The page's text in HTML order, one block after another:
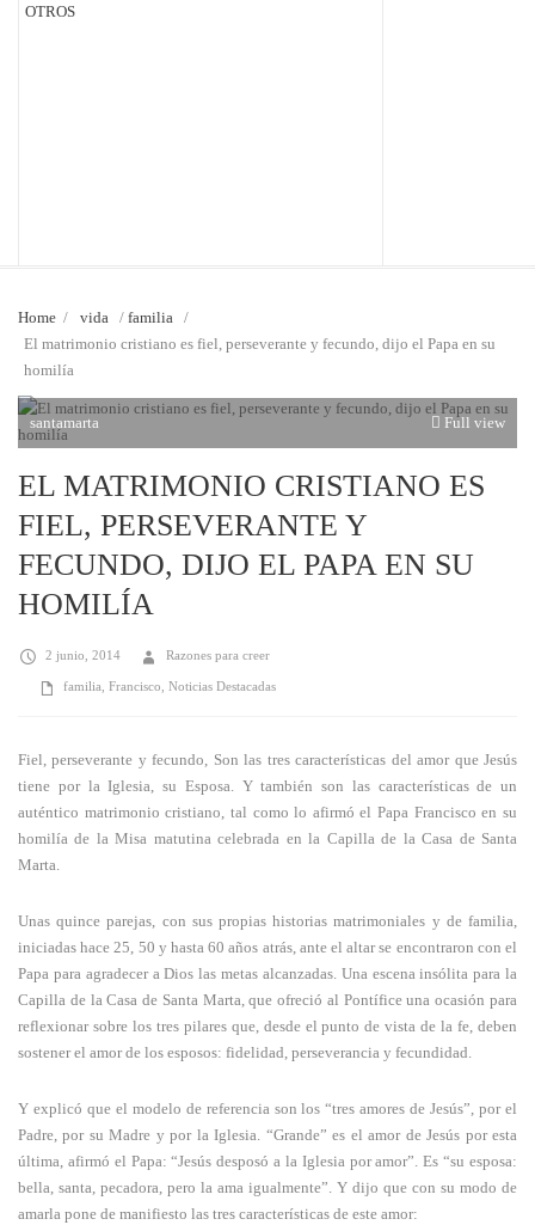
OTROS
Home / vida / familia /
El matrimonio cristiano es fiel, perseverante y fecundo, dijo el Papa en su
homilía
santamarta Full view
EL MATRIMONIO CRISTIANO ES
FIEL, PERSEVERANTE Y
FECUNDO, DIJO EL PAPA EN SU
HOMILÍA
2 junio, 2014 Razones para creer
familia Francisco Noticias Destacadas
Fiel, perseverante y fecundo, Son las tres características del amor que Jesús
tiene por la Iglesia, su Esposa. Y también son las características de un
auténtico matrimonio cristiano, tal como lo afirmó el Papa Francisco en su
homilía de la Misa matutina celebrada en la Capilla de la Casa de Santa
Marta.
Unas quince parejas, con sus propias historias matrimoniales y de familia,
iniciadas hace 25, 50 y hasta 60 años atrás, ante el altar se encontraron con el
Papa para agradecer a Dios las metas alcanzadas. Una escena insólita para la
Capilla de la Casa de Santa Marta, que ofreció al Pontífice una ocasión para
reflexionar sobre los tres pilares que, desde el punto de vista de la fe, deben
sostener el amor de los esposos: fidelidad, perseverancia y fecundidad.
Y explicó que el modelo de referencia son los “tres amores de Jesús”, por el
Padre, por su Madre y por la Iglesia. “Grande” es el amor de Jesús por esta
última, afirmó el Papa: “Jesús desposó a la Iglesia por amor”. Es “su esposa:
bella, santa, pecadora, pero la ama igualmente”. Y dijo que con su modo de
amarla pone de manifiesto las tres características de este amor: